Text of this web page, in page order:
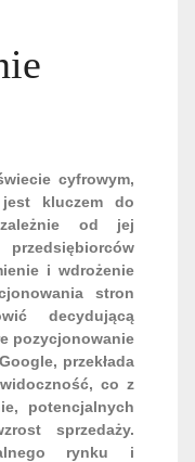
cyfrowym,
kluczem do
od jej
i wdrożenie
stron
decydującą
pozycjonowanie
przekłada
co z
potencjalnych
sprzedaży.
rynku i